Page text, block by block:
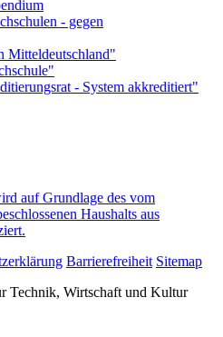
auf Grundlage des vom
Haushalts aus
Barrierefreiheit Sitemap
Technik, Wirtschaft und Kultur